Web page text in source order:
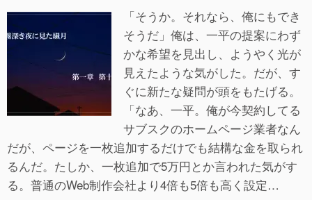
「そうか。それなら、俺にもでき
そうだ」俺は、一平の提案にわず
かな希望を見出し、ようやく光が
見えたような気がした。だが、す
ぐに新たな疑問が頭をもたげる。
「なあ、一平。俺が今契約してる
サブスクのホームページ業者なん
だが、ページを一枚追加するだけでも結構な金を取られ
るんだ。たしか、一枚追加で5万円とか言われた気がす
る。普通のWeb制作会社より4倍も5倍も高く設定…